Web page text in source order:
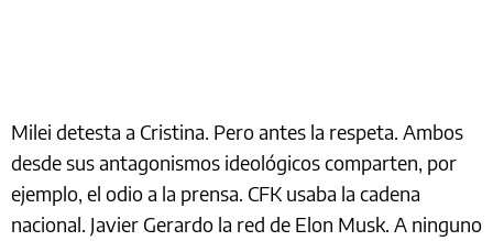
Milei detesta a Cristina. Pero antes la respeta. Ambos
desde sus antagonismos ideológicos comparten, por
ejemplo, el odio a la prensa. CFK usaba la cadena
nacional. Javier Gerardo la red de Elon Musk. A ninguno